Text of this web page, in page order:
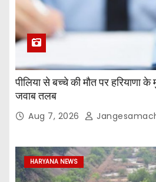
पीलिया से बच्चे की मौत पर हरियाणा
जवाब तलब
Aug 7, 2026
HARYANA NEWS